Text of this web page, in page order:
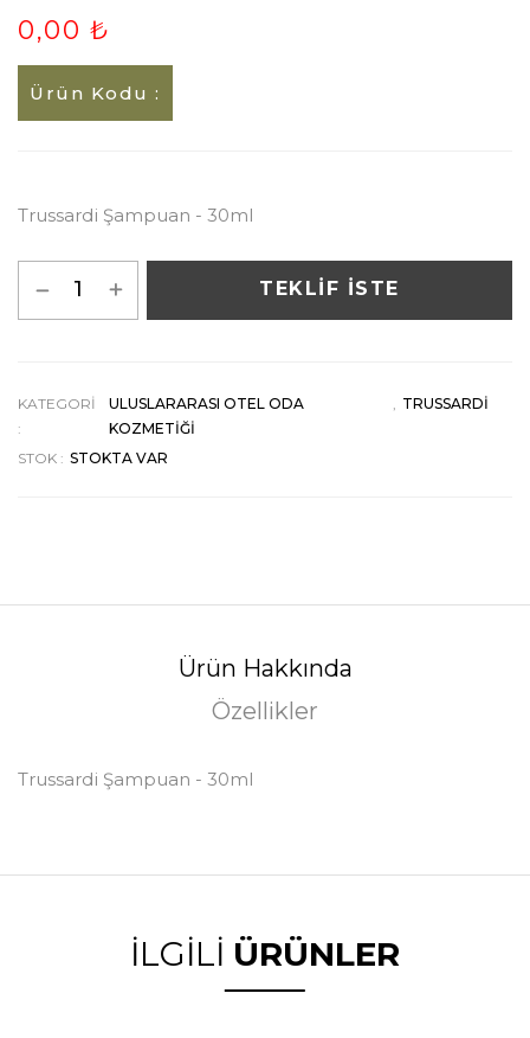
0,00 ₺
Ürün Kodu :
Trussardi Şampuan - 30ml
TEKLİF İSTE
KATEGORI
:
ULUSLARARASI OTEL ODA
KOZMETIĞI
TRUSSARDI
STOK : STOKTA VAR
Ürün Hakkında
Özellikler
Trussardi Şampuan - 30ml
İLGİLİ ÜRÜNLER